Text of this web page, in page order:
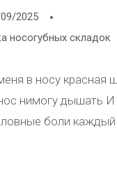
2025
носогубных складок
дышать И ночью скрипит
боли каждый